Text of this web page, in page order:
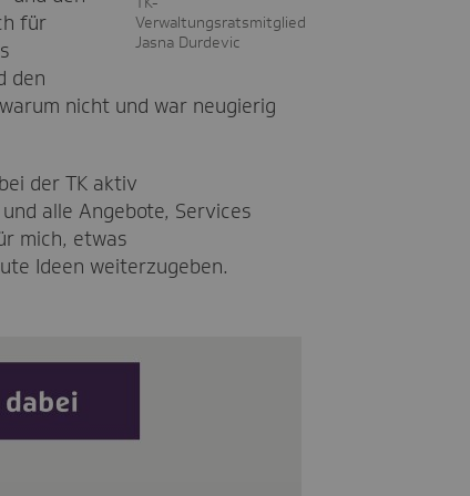
Verwaltungsratsmitglied
Jasna Durdevic
für
den
nicht und war neugierig
der TK aktiv
alle Angebote, Services
mich, etwas
Ideen weiterzugeben.